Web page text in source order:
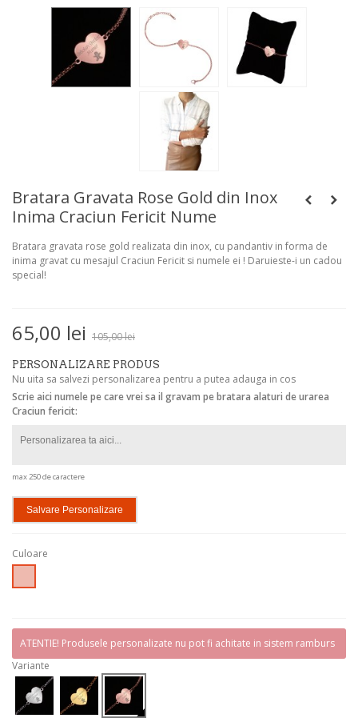
Bratara Gravata Rose Gold din Inox
Inima Craciun Fericit Nume
Bratara gravata rose gold realizata din inox, cu pandantiv in forma de
inima gravat cu mesajul Craciun Fericit si numele ei ! Daruieste-i un cadou
special!
65,00 lei 105,00 lei
PERSONALIZARE PRODUS
Nu uita sa salvezi personalizarea pentru a putea adauga in cos
Scrie aici numele pe care vrei sa il gravam pe bratara alaturi de urarea
Craciun fericit:
max 250 de caractere
Salvare Personalizare
Culoare
Gold
ATENTIE! Produsele personalizate nu pot fi achitate in sistem ramburs
Variante